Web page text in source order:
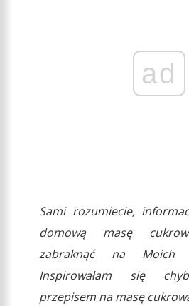
ad
Sami rozumiecie,
domową masę
zabraknąć na Moich
Inspirowałam się
przepisem na masę